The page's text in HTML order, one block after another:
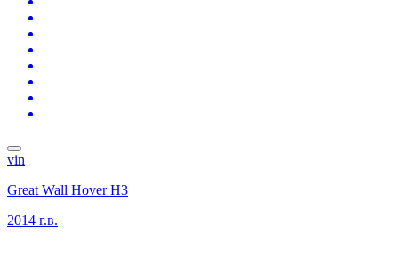
vin
Great Wall Hover H3
2014 г.в.